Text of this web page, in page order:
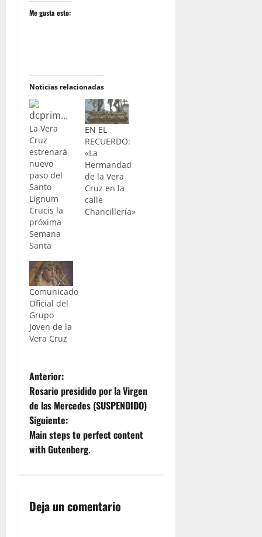
Me gusta esto:
Noticias relacionadas
La Vera
Cruz
estrenará
nuevo
paso del
Santo
Lignum
Crucis la
próxima
Semana
Santa
EN EL
RECUERDO:
«La
Hermandad
de la Vera
Cruz en la
calle
Chancillería»
Comunicado
Oficial del
Grupo
Joven de la
Vera Cruz
N
a
v
e
a
Anterior:
Rosario presidido por la Virgen
de las Mercedes (SUSPENDIDO)
Siguiente:
Main steps to perfect content
with Gutenberg.
Deja un comentario